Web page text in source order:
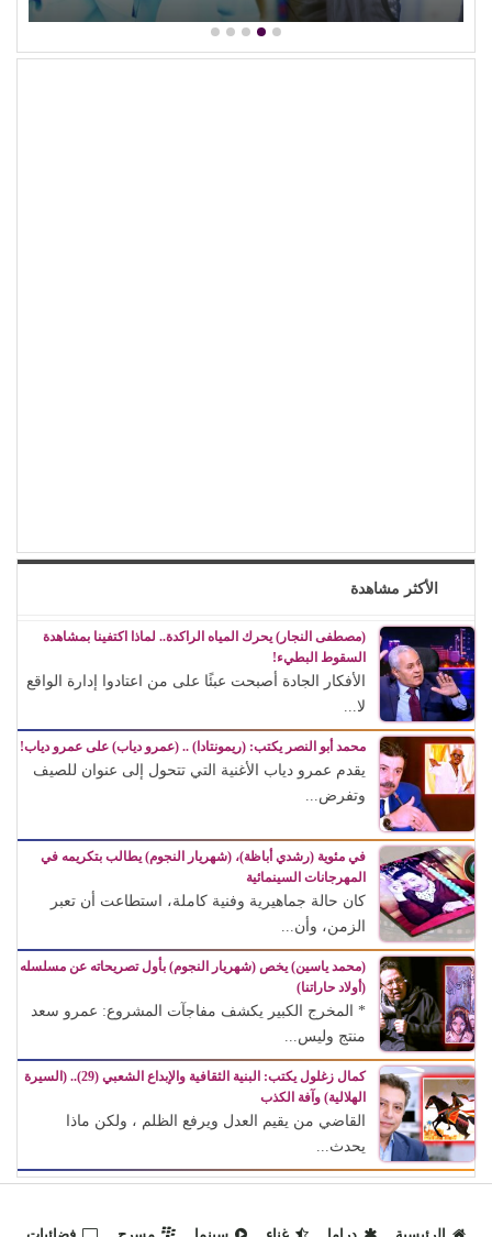
الأكثر مشاهدة
(مصطفى النجار) يحرك المياه الراكدة.. لماذا اكتفينا بمشاهدة
السقوط البطيء!
الأفكار الجادة أصبحت عبئًا على من اعتادوا إدارة الواقع
لا...
محمد أبو النصر يكتب: (ريمونتادا) .. (عمرو دياب) على عمرو دياب!
يقدم عمرو دياب الأغنية التي تتحول إلى عنوان للصيف
وتفرض...
في مئوية (رشدي أباظة)، (شهريار النجوم) يطالب بتكريمه في
المهرجانات السينمائية
كان حالة جماهيرية وفنية كاملة، استطاعت أن تعبر
الزمن، وأن...
(محمد ياسين) يخص (شهريار النجوم) بأول تصريحاته عن مسلسله
(أولاد حاراتنا)
* المخرج الكبير يكشف مفاجآت المشروع: عمرو سعد
منتج وليس...
كمال زغلول يكتب: البنية الثقافية والإبداع الشعبي (29).. (السيرة
الهلالية) وآفة الكذب
القاضي من يقيم العدل ويرفع الظلم ، ولكن ماذا
يحدث...